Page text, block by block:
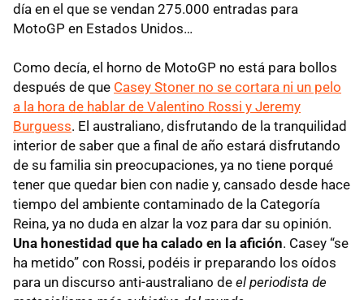
día en el que se vendan 275.000 entradas para
MotoGP en Estados Unidos…
Como decía, el horno de MotoGP no está para bollos
después de que Casey Stoner no se cortara ni un pelo
a la hora de hablar de Valentino Rossi y Jeremy
Burguess. El australiano, disfrutando de la tranquilidad
interior de saber que a final de año estará disfrutando
de su familia sin preocupaciones, ya no tiene porqué
tener que quedar bien con nadie y, cansado desde hace
tiempo del ambiente contaminado de la Categoría
Reina, ya no duda en alzar la voz para dar su opinión.
Una honestidad que ha calado en la afición. Casey “se
ha metido” con Rossi, podéis ir preparando los oídos
para un discurso anti-australiano de el periodista de